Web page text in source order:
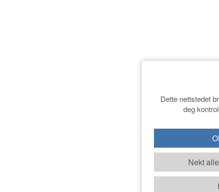
Dette nettstedet
deg
Nekt